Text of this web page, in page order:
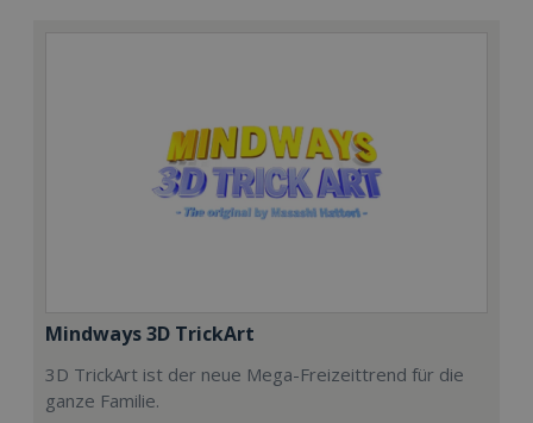
Mindways 3D TrickArt
3D TrickArt ist der neue Mega-Freizeittrend für die
ganze Familie.